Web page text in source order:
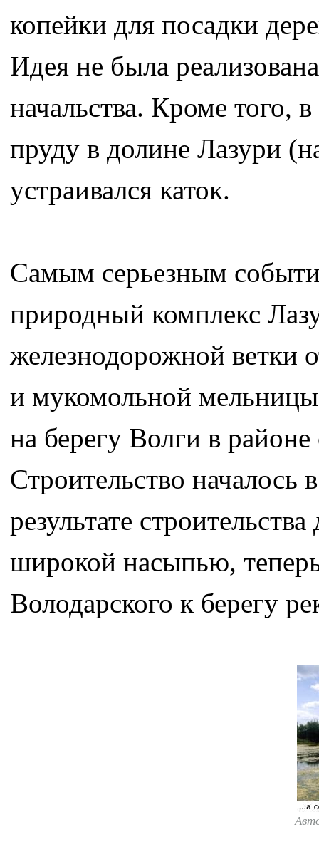
копейки для посадки
Идея не была
начальства. Кроме
пруду в долине Лазури
устраивался каток.
Самым серьезным
природный комплекс
железнодорожной ветки
и мукомольной
на берегу Волги в
Строительство началось
результате
широкой насыпью,
Володарского к берегу